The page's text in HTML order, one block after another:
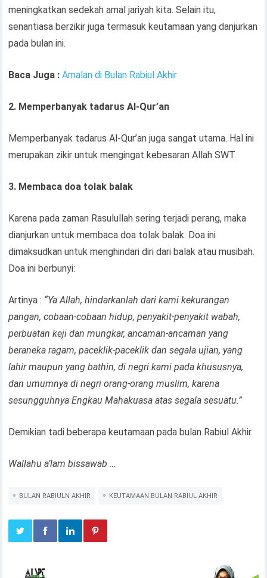
meningkatkan sedekah amal jariyah kita. Selain itu,
senantiasa berzikir juga termasuk keutamaan yang danjurkan
pada bulan ini.
Baca Juga : Amalan di Bulan Rabiul Akhir
2. Memperbanyak tadarus Al-Qur’an
Memperbanyak tadarus Al-Qur’an juga sangat utama. Hal ini
merupakan zikir untuk mengingat kebesaran Allah SWT.
3. Membaca doa tolak balak
Karena pada zaman Rasulullah sering terjadi perang, maka
dianjurkan untuk membaca doa tolak balak. Doa ini
dimaksudkan untuk menghindari diri dari balak atau musibah.
Doa ini berbunyi:
Artinya : “Ya Allah, hindarkanlah dari kami kekurangan
pangan, cobaan-cobaan hidup, penyakit-penyakit wabah,
perbuatan keji dan mungkar, ancaman-ancaman yang
beraneka ragam, paceklik-paceklik dan segala ujian, yang
lahir maupun yang bathin, di negri kami pada khususnya,
dan umumnya di negri orang-orang muslim, karena
sesungguhnya Engkau Mahakuasa atas segala sesuatu.”
Demikian tadi beberapa keutamaan pada bulan Rabiul Akhir.
Wallahu a’lam bissawab …
BULAN RABIULN AKHIR KEUTAMAAN BULAN RABIUL AKHIR